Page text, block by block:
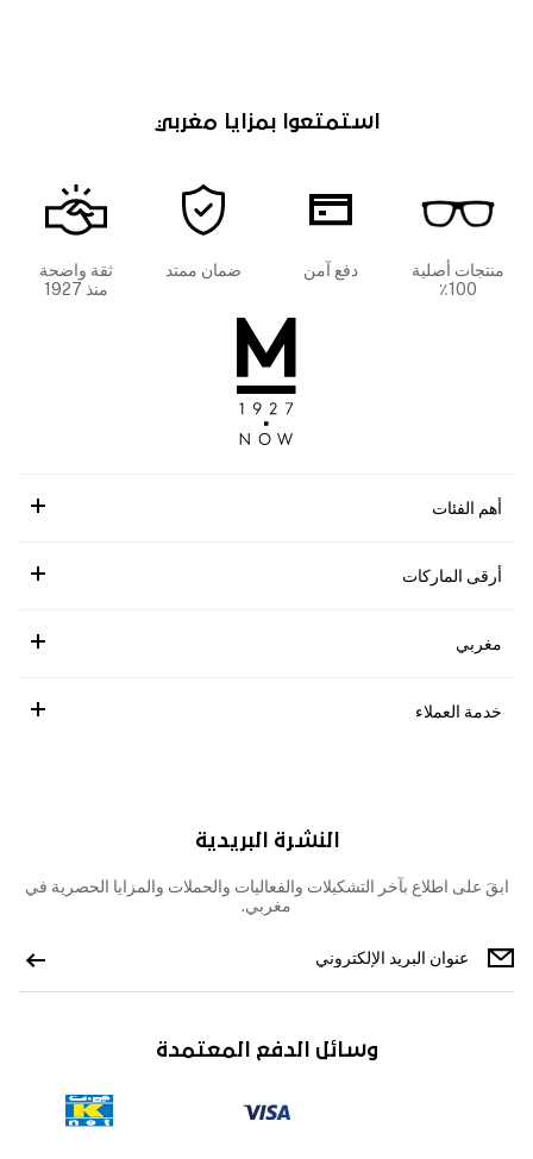
استمتعوا بمزايا مغربي
منتجات أصلية
100٪
دفع آمن ضمان ممتد
ثقة واضحة
منذ 1927
أهم الفئات
أرقى الماركات
مغربي
خدمة العملاء
النشرة البريدية
ابقَ على اطلاع بآخر التشكيلات والفعاليات والحملات والمزايا الحصرية في
مغربي.
وسائل الدفع المعتمدة